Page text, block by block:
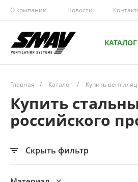
О компании Новости
КАТАЛОГ
Главная / Каталог / Купить
Купить
российского
Скрыть фильтр